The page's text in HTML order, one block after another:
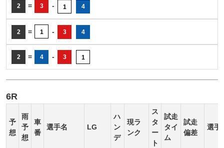
2 = 3 - 1 4
2 = 1 - 3 4
2 = 4 - 3 1
6R
予
想
雨
予
想
車
番
選手名 LG
ハ
ン
デ
現ラ
ンク
ス
タ
ー
ト
試走
タイ
ム
試走
偏差
選手